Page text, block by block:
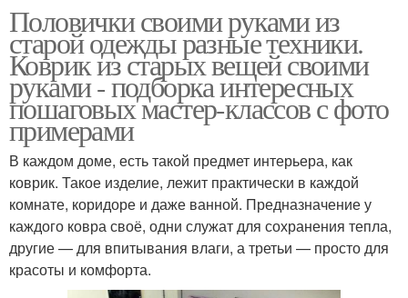
Половички своими руками из
старой одежды разные техники.
Коврик из старых вещей своими
руками - подборка интересных
пошаговых мастер-классов с фото
примерами
В каждом доме, есть такой предмет интерьера, как
коврик. Такое изделие, лежит практически в каждой
комнате, коридоре и даже ванной. Предназначение у
каждого ковра своё, одни служат для сохранения тепла,
другие — для впитывания влаги, а третьи — просто для
красоты и комфорта.